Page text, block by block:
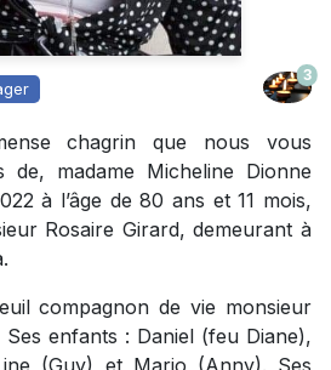
3
chagrin que nous vous
de, madame Micheline Dionne
à l’âge de 80 ans et 11 mois,
Rosaire Girard, demeurant à
compagnon de vie monsieur
Ses enfants : Daniel (feu Diane),